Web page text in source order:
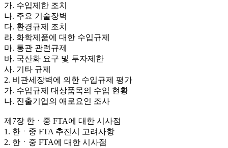
가. 수입제한 조치
나. 주요 기술장벽
다. 환경규제 조치
라. 화학제품에 대한 수입규제
마. 통관 관련규제
바. 국산화 요구 및 투자제한
사. 기타 규제
2. 비관세장벽에 의한 수입규제 평가
가. 수입규제 대상품목의 수입 현황
나. 진출기업의 애로요인 조사
제7장 한ㆍ중 FTA에 대한 시사점
1. 한ㆍ중 FTA 추진시 고려사항
2. 한ㆍ중 FTA에 대한 시사점